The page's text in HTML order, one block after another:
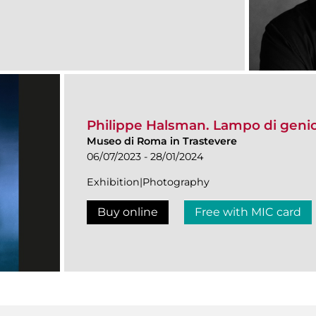
Philippe Halsman. Lampo di
Museo di Roma in Trastevere
06/07/2023 - 28/01/2024
Exhibition|Photography
Buy online Free with MIC card